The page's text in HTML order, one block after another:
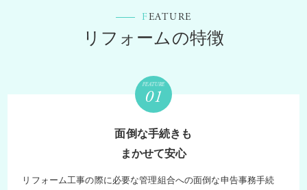
FEATURE
リフォームの特徴
FEATURE
面倒な手続きも
まかせて安心
リフォーム工事の際に必要な管理組合への面倒な申告事務手続